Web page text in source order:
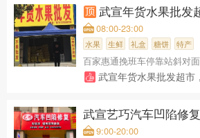
武宣年货水果批发
08:00-23:00
水果 生鲜 礼盒 糖饼 特产
百家惠通挽班车停靠站斜对面
武宣年货水果批发超市
武宣艺巧汽车凹陷修复
9:00-20:00